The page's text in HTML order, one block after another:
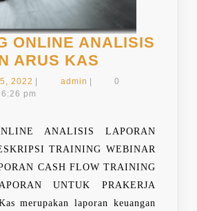
ONLINE ANALISIS
ARUS KAS
ONLINE
ARUS
KAS
2022 Desember
15,
admin admin
0
6:26 pm
ANALISIS LAPORAN
TRAINING WEBINAR
CASH FLOW TRAINING
UNTUK PRAKERJA
merupakan laporan keuangan